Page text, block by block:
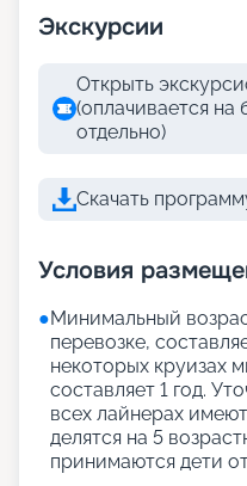
Экскурсии
Открыть
(оплачивается на
отдельно)
Скачать
Условия
●Минимальный
перевозке,
некоторых круизах
составляет 1 год.
всех лайнерах
делятся на 5
принимаются дети